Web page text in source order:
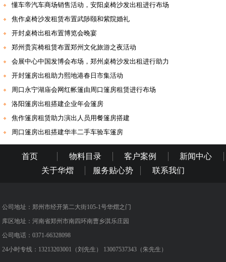
懂车帝汽车商场销售活动，安阳桌椅沙发出租进行布场
焦作桌椅沙发租赁布置武陟颐和紫院婚礼
开封桌椅出租布置博览会晚宴
郑州贵宾椅租赁布置郑州文化旅游之夜活动
会展中心中国发博会布场，郑州桌椅沙发出租进行助力
开封篷房出租助力熙地港春日市集活动
周口永宁湖庙会网红帐篷由周口篷房租赁进行布场
洛阳篷房出租搭建企业年会篷房
焦作篷房租赁助力演出人员用餐篷房搭建
周口篷房出租搭建华丰二手车验车篷房
首页 物料目录 客户案例
新闻中心
关于华熠
服务贴心势 联系我们
公司地址：郑州市经开第二大街105-1号华熠之门
库区地址：河南省郑州市南四环南曹乡淇乐庄园
公司电话：0371-66328098
24小时专线：13213203001（刘先生） 13007537343（朱先生）